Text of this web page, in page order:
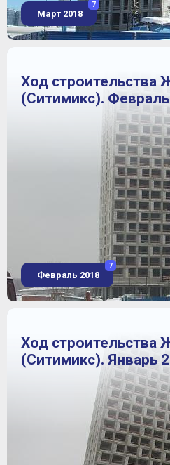
Март 2018
7
Ход строительства
(Ситимикс).
Февраль 2018
7
Ход строительства
(Ситимикс). Январь